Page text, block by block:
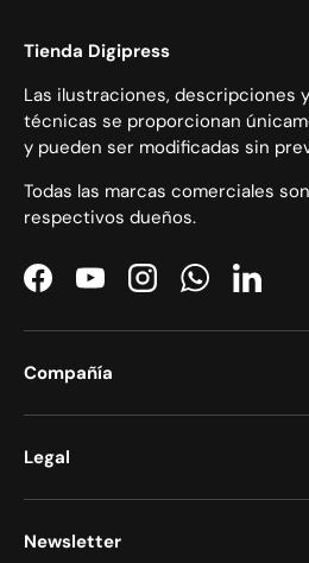
Tienda Digipress
Las ilustraciones, descripciones
técnicas se proporcionan
y pueden ser modificadas sin
Todas las marcas comerciales
respectivos dueños.
FacebookYouTubeInstagramWhatsAppLinkedIn
Compañía
Legal
Newsletter